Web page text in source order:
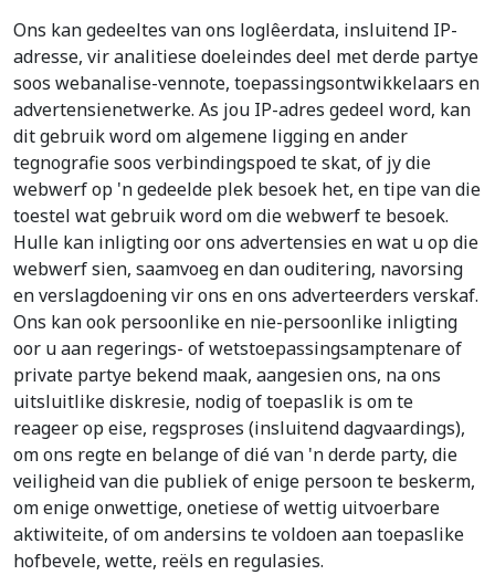
Ons kan gedeeltes van ons loglêerdata, insluitend IP-
adresse, vir analitiese doeleindes deel met derde partye
soos webanalise-vennote, toepassingsontwikkelaars en
advertensienetwerke. As jou IP-adres gedeel word, kan
dit gebruik word om algemene ligging en ander
tegnografie soos verbindingspoed te skat, of jy die
webwerf op 'n gedeelde plek besoek het, en tipe van die
toestel wat gebruik word om die webwerf te besoek.
Hulle kan inligting oor ons advertensies en wat u op die
webwerf sien, saamvoeg en dan ouditering, navorsing
en verslagdoening vir ons en ons adverteerders verskaf.
Ons kan ook persoonlike en nie-persoonlike inligting
oor u aan regerings- of wetstoepassingsamptenare of
private partye bekend maak, aangesien ons, na ons
uitsluitlike diskresie, nodig of toepaslik is om te
reageer op eise, regsproses (insluitend dagvaardings),
om ons regte en belange of dié van 'n derde party, die
veiligheid van die publiek of enige persoon te beskerm,
om enige onwettige, onetiese of wettig uitvoerbare
aktiwiteite, of om andersins te voldoen aan toepaslike
hofbevele, wette, reëls en regulasies.